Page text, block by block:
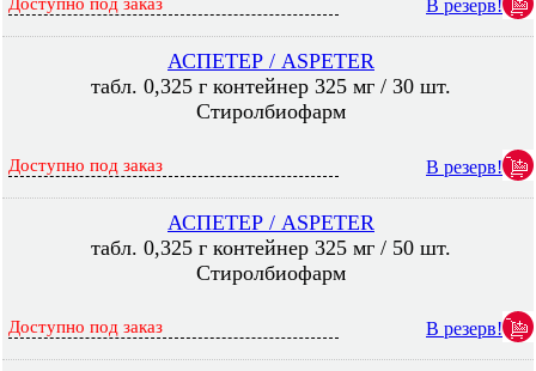
В резерв!
АСПЕТЕР / ASPETER
табл. 0,325 г контейнер 325 мг / 30 шт.
Стиролбиофарм
Доступно под заказ В резерв!
АСПЕТЕР / ASPETER
табл. 0,325 г контейнер 325 мг / 50 шт.
Стиролбиофарм
Доступно под заказ В резерв!